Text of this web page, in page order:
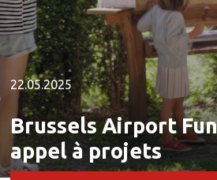
22.05.2025
Brussels Airport
appel à projets